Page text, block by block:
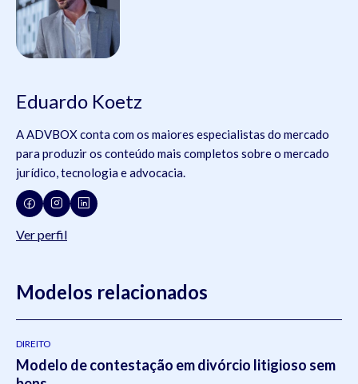
Eduardo Koetz
A ADVBOX conta com os maiores especialistas do mercado
para produzir os conteúdo mais completos sobre o mercado
jurídico, tecnologia e advocacia.
Ver perfil
Modelos relacionados
DIREITO
Modelo de contestação em divórcio litigioso sem